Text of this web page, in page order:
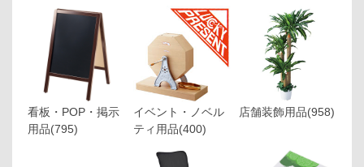
看板・POP・掲示
用品(795)
イベント・ノベル
ティ用品(400)
店舗装飾用品(958)